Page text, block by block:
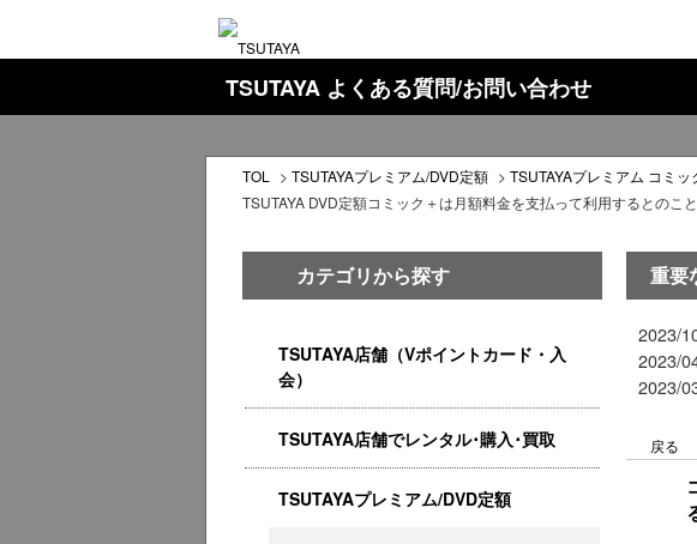
TSUTAYA よくある質問/お問い合わせ
TOL > TSUTAYAプレミアム/DVD定額 > TSUTAYAプレミアム コミ
TSUTAYA DVD定額コミック＋は月額料金を支払って利用するとのこ
カテゴリから探す
TSUTAYA店舗（Vポイントカード・入
会）
TSUTAYA店舗でレンタル･購入･買取
TSUTAYAプレミアム/DVD定額
重要
2023/
2023/
2023/
戻る